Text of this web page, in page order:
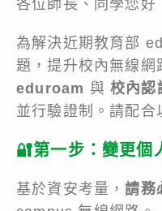
各位師長、同學您好
為解決近期教育部
題，提升校內無線網
eduroam 與校內
並行驗證制。請配合
🔐第一步：變更個
基於資安考量，請務